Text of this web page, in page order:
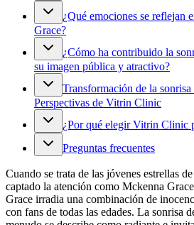
¿Qué emociones se reflejan
Grace?
¿Cómo ha contribuido la
su imagen pública y atractivo?
Transformación de la
Perspectivas de Vitrin Clinic
¿Por qué elegir Vitrin Clinic
Preguntas frecuentes
Cuando se trata de las jóvenes estrellas
captado la atención como Mckenna
Grace irradia una combinación de
con fans de todas las edades. La sonrisa